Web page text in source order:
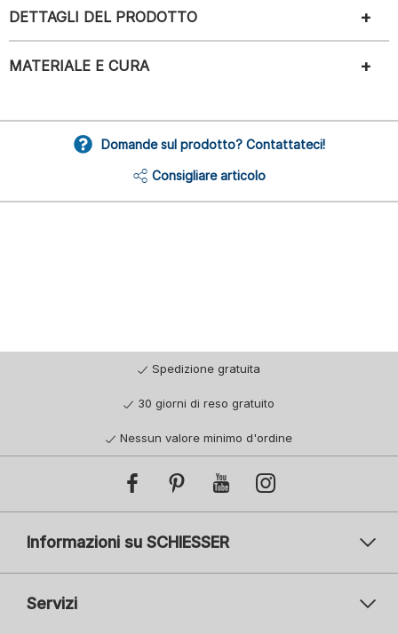
DETTAGLI DEL PRODOTTO
MATERIALE E CURA
Domande sul prodotto? Contattateci!
Consigliare articolo
Spedizione gratuita
30 giorni di reso gratuito
Nessun valore minimo d'ordine
Informazioni su SCHIESSER
Servizi